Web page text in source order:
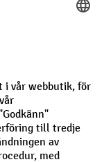
lastkapacitet 1
LI-
AC
last